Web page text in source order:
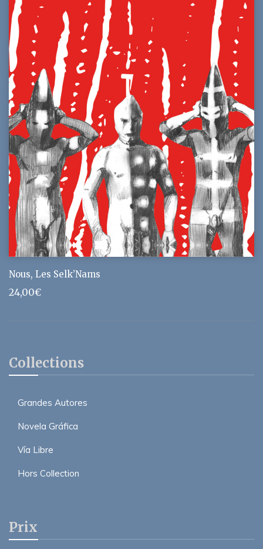
Collections
Grandes Autores
Novela Gráfica
Vía Libre
Hors Collection
Prix
Nous, Les Selk’Nams
24,00€